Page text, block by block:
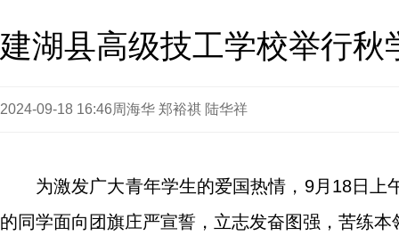
建湖县高级技工学校举行秋
2024-09-18 16:46周海华 郑裕祺 陆华祥
为激发广大青年学生的爱国热情，9月18日
的同学面向团旗庄严宣誓，立志发奋图强，苦练